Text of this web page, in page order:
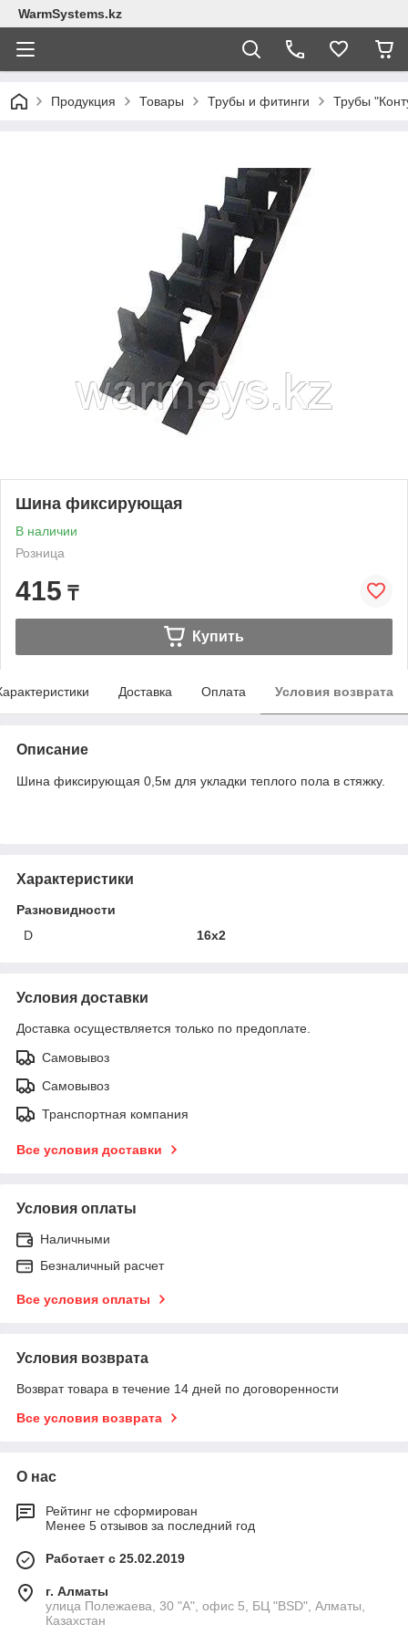
WarmSystems.kz
Продукция Товары Трубы и фитинги Трубы
Шина фиксирующая
В наличии
Розница
415 ₸
Купить
Доставка Оплата Условия возврата
Описание
Шина фиксирующая 0,5м для укладки теплого пола в стяжку.
Характеристики
Разновидности
D
16х2
Условия доставки
Доставка осуществляется только по предоплате.
Самовывоз
Самовывоз
Транспортная компания
Все условия доставки
Условия оплаты
Наличными
Безналичный расчет
Все условия оплаты
Условия возврата
Возврат товара в течение 14 дней по договоренности
Все условия возврата
О нас
Рейтинг не сформирован
Менее 5 отзывов за последний год
Работает с 25.02.2019
г. Алматы
улица Полежаева, 30 "А", офис 5, БЦ "BSD", Алматы,
Казахстан